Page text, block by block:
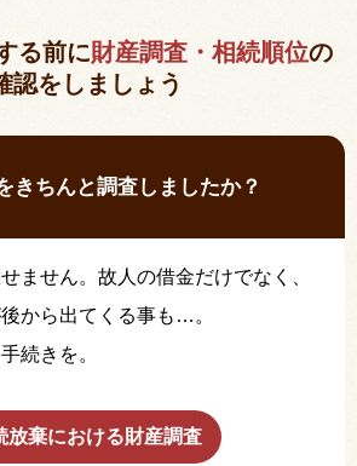
る前に財産調査・相続順位の
認をしましょう
きちんと調査しましたか？
ません。故人の借金だけでなく、
から出てくる事も…。
続きを。
放棄における財産調査